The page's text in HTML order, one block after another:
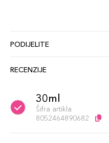
PODIJELITE
RECENZIJE
30ml
Šifra artikla
8052464890682